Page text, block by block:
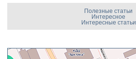
Полезные статьи
Интересное
Интересные статьи